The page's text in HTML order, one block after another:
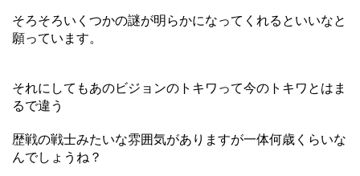
そろそろいくつかの謎が明らかになってくれるといいなと
願っています。
それにしてもあのビジョンのトキワって今のトキワとはま
るで違う
歴戦の戦士みたいな雰囲気がありますが一体何歳くらいな
んでしょうね？